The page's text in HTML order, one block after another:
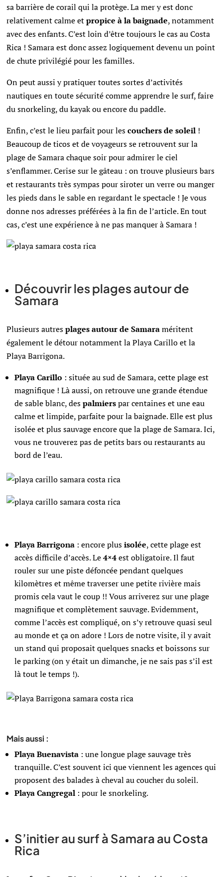
sa barrière de corail qui la protège. La mer y est donc
relativement calme etpropice à la baignade, notamment
avec des enfants. C’est loin d’être toujours le cas au Costa
Rica ! Samara est donc assez logiquement devenu un point
de chute privilégié pour les familles.
On peut aussi y pratiquer toutes sortes d’activités
nautiques en toute sécurité comme apprendre le surf, faire
du snorkeling, du kayak ou encore du paddle.
Enfin, c’est le lieu parfait pour lescouchers de soleil !
Beaucoup de ticos et de voyageurs se retrouvent sur la
plage de Samara chaque soir pour admirer le ciel
s’enflammer. Cerise sur le gâteau : on trouve plusieurs bars
et restaurants très sympas pour siroter un verre ou manger
les pieds dans le sable en regardant le spectacle ! Je vous
donne nos adresses préférées à la fin de l’article. En tout
cas, c’est une expérience à ne pas manquer à Samara !
Découvrir les plages autour de
Samara
Plusieurs autresplages autour de Samaraméritent
également le détour notamment la Playa Carillo et la
Playa Barrigona.
Playa Carillo : située au sud de Samara, cette plage est
magnifique ! Là aussi, on retrouve une grande étendue
de sable blanc, despalmierspar centaines et une eau
calme et limpide, parfaite pour la baignade. Elle est plus
isolée et plus sauvage encore que la plage de Samara. Ici,
vous ne trouverez pas de petits bars ou restaurants au
bord de l’eau.
Playa Barrigona : encore plusisolée, cette plage est
accès difficile d’accès. Le4×4est obligatoire. Il faut
rouler sur une piste défoncée pendant quelques
kilomètres et même traverser une petite rivière mais
promis cela vaut le coup !! Vous arriverez sur une plage
magnifique et complètement sauvage. Evidemment,
comme l’accès est compliqué, on s’y retrouve quasi seul
au monde et ça on adore ! Lors de notre visite, il y avait
un stand qui proposait quelques snacks et boissons sur
le parking (on y était un dimanche, je ne sais pas s’il est
là tout le temps !).
Mais aussi :
Playa Buenavista : une longue plage sauvage très
tranquille. C’est souvent ici que viennent les agences qui
proposent des balades à cheval au coucher du soleil.
PlayaCangregal : pour le snorkeling.
S’initier au surf à Samara au Costa
Rica